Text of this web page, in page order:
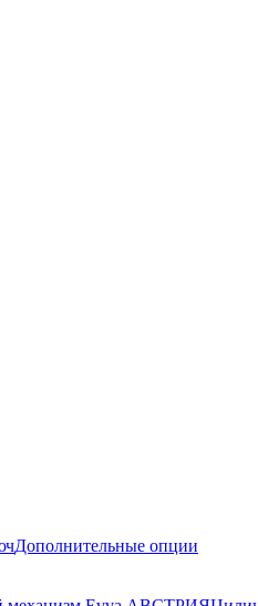
Дополнительные опции